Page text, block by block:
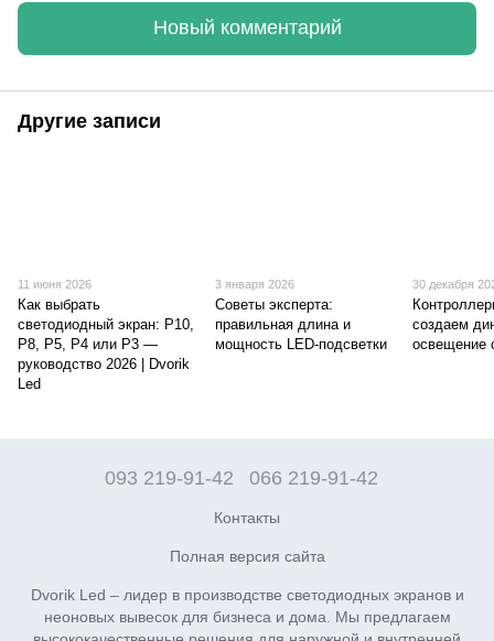
Новый комментарий
Другие записи
11 июня 2026
Как выбрать
светодиодный экран: P10,
P8, P5, P4 или P3 —
руководство 2026 | Dvorik
Led
3 января 2026
Советы эксперта:
правильная длина и
мощность LED-подсветки
30 декабря
создаем
освещение
093 219-91-42 066 219-91-42
Контакты
Полная версия сайта
Dvorik Led – лидер в производстве светодиодных экранов и
неоновых вывесок для бизнеса и дома. Мы предлагаем